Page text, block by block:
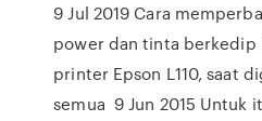
9 Jul 2019 Cara
power dan tinta berkedip
printer Epson L110, saat
semua 9 Jun 2015 Untuk